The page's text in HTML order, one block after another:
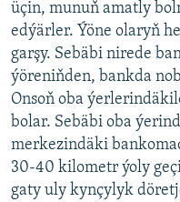
üçin, munuň amatly
edýärler. Ýöne olaryň
garşy. Sebäbi nirede
ýöreniňden, bankda
Onsoň oba
bolar. Sebäbi oba
merkezindäki
30-40 kilometr ýoly
gaty uly kynçylyk